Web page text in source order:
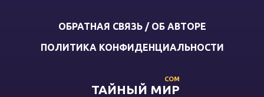
ОБРАТНАЯ СВЯЗЬ / ОБ АВТОРЕ
ПОЛИТИКА КОНФИДЕНЦИАЛЬНОСТИ
ТАЙНЫЙ МИР
COM